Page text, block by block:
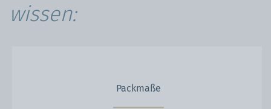
wissen:
Packmaße